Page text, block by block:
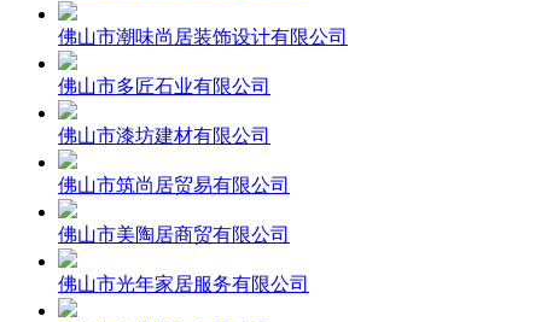
佛山市潮味尚居装饰设计有限公司
佛山市多匠石业有限公司
佛山市漆坊建材有限公司
佛山市筑尚居贸易有限公司
佛山市美陶居商贸有限公司
佛山市光年家居服务有限公司